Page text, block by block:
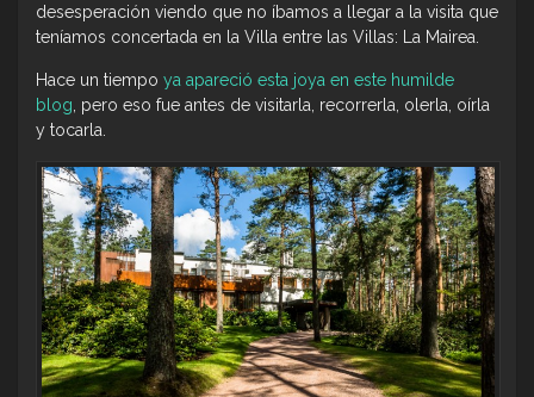
desesperación viendo que no íbamos a llegar a la visita que
teníamos concertada en la Villa entre las Villas: La Mairea.
Hace un tiempo ya apareció esta joya en este humilde
blog , pero eso fue antes de visitarla, recorrerla, olerla, oírla
y tocarla.